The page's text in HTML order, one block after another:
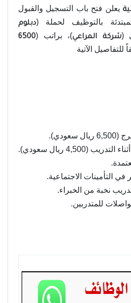
يعلن فتح باب التسجيل والقبول
بالتوظيف لحملة (دبلوم
(شركة المراعي)، براتب (6500
للتفاصيل الآتية